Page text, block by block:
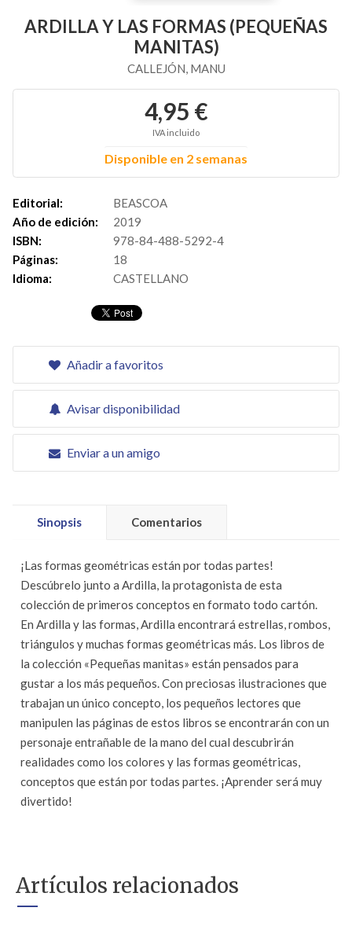
ARDILLA Y LAS FORMAS (PEQUEÑAS
MANITAS)
CALLEJÓN, MANU
4,95 €
IVA incluido
Disponible en 2 semanas
Editorial:
BEASCOA
Año de edición:
2019
ISBN:
978-84-488-5292-4
Páginas:
18
Idioma:
CASTELLANO
Añadir a favoritos
Avisar disponibilidad
Enviar a un amigo
Sinopsis Comentarios
¡Las formas geométricas están por todas partes!
Descúbrelo junto a Ardilla, la protagonista de esta
colección de primeros conceptos en formato todo cartón.
En Ardilla y las formas, Ardilla encontrará estrellas, rombos,
triángulos y muchas formas geométricas más. Los libros de
la colección «Pequeñas manitas» están pensados para
gustar a los más pequeños. Con preciosas ilustraciones que
trabajan un único concepto, los pequeños lectores que
manipulen las páginas de estos libros se encontrarán con un
personaje entrañable de la mano del cual descubrirán
realidades como los colores y las formas geométricas,
conceptos que están por todas partes. ¡Aprender será muy
divertido!
Artículos relacionados